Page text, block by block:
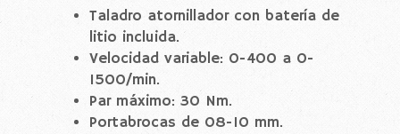
Taladro atornillador con batería de
litio incluida.
Velocidad variable: 0-400 a 0-
1500/min.
Par máximo: 30 Nm.
Portabrocas de 08-10 mm.